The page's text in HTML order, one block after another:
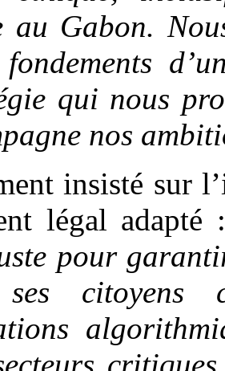
Gabon.
qui nous
nos
insisté sur
légal adapté
pour
ses